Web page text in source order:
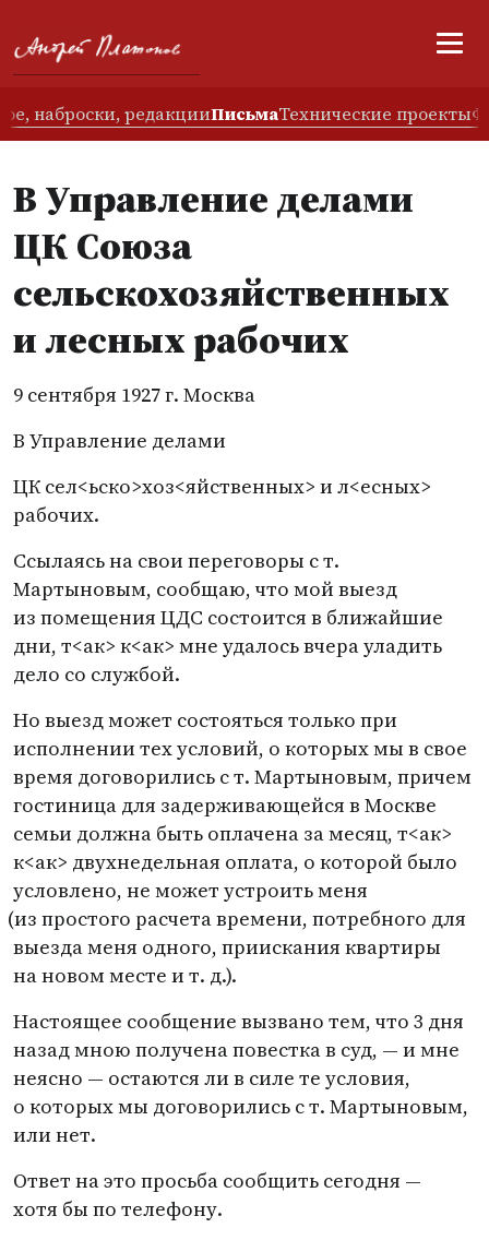
наброски, редакцииПисьмаТехнические проекты
В Управление делами
ЦК Союза
сельскохозяйственных
и лесных рабочих
9 сентября 1927 г. Москва
В Управление делами
ЦК сел<ьско>хоз<яйственных> и л<есных>
рабочих.
Ссылаясь на свои переговоры с т.
Мартыновым, сообщаю, что мой выезд
из помещения ЦДС состоится в ближайшие
дни, т<ак> к<ак> мне удалось вчера уладить
дело со службой.
Но выезд может состояться только при
исполнении тех условий, о которых мы в свое
время договорились с т. Мартыновым, причем
гостиница для задерживающейся в Москве
семьи должна быть оплачена за месяц, т<ак>
к<ак> двухнедельная оплата, о которой было
условлено, не может устроить меня
(из простого расчета времени, потребного для
выезда меня одного, приискания квартиры
на новом месте и т. д.).
Настоящее сообщение вызвано тем, что 3 дня
назад мною получена повестка в суд, — и мне
неясно — остаются ли в силе те условия,
о которых мы договорились с т. Мартыновым,
или нет.
Ответ на это просьба сообщить сегодня —
хотя бы по телефону.